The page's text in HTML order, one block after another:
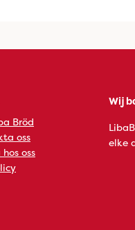
Bröd
oss
oss
Wij
elke